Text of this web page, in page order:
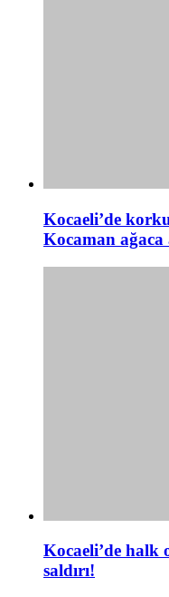
Kocaeli’de
Kocaman ağaca
Kocaeli’de halk
saldırı!